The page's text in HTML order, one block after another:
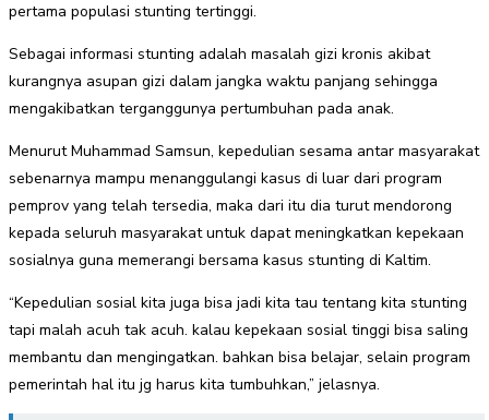
pertama populasi stunting tertinggi.
Sebagai informasi stunting adalah masalah gizi kronis akibat
kurangnya asupan gizi dalam jangka waktu panjang sehingga
mengakibatkan terganggunya pertumbuhan pada anak.
Menurut Muhammad Samsun, kepedulian sesama antar masyarakat
sebenarnya mampu menanggulangi kasus di luar dari program
pemprov yang telah tersedia, maka dari itu dia turut mendorong
kepada seluruh masyarakat untuk dapat meningkatkan kepekaan
sosialnya guna memerangi bersama kasus stunting di Kaltim.
“Kepedulian sosial kita juga bisa jadi kita tau tentang kita stunting
tapi malah acuh tak acuh. kalau kepekaan sosial tinggi bisa saling
membantu dan mengingatkan. bahkan bisa belajar, selain program
pemerintah hal itu jg harus kita tumbuhkan,” jelasnya.